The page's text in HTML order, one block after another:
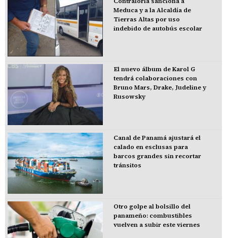
Meduca y a la Alcaldía de
Tierras Altas por uso
indebido de autobús escolar
El nuevo álbum de Karol G
tendrá colaboraciones con
Bruno Mars, Drake, Judeline y
Rusowsky
Canal de Panamá ajustará el
calado en esclusas para
barcos grandes sin recortar
tránsitos
Otro golpe al bolsillo del
panameño: combustibles
vuelven a subir este viernes